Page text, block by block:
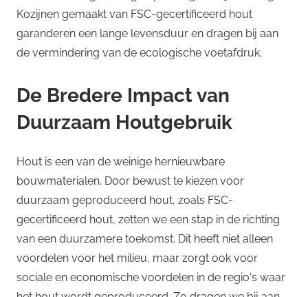
Kozijnen gemaakt van FSC-gecertificeerd hout
garanderen een lange levensduur en dragen bij aan
de vermindering van de ecologische voetafdruk.
De Bredere Impact van
Duurzaam Houtgebruik
Hout is een van de weinige hernieuwbare
bouwmaterialen. Door bewust te kiezen voor
duurzaam geproduceerd hout, zoals FSC-
gecertificeerd hout, zetten we een stap in de richting
van een duurzamere toekomst. Dit heeft niet alleen
voordelen voor het milieu, maar zorgt ook voor
sociale en economische voordelen in de regio's waar